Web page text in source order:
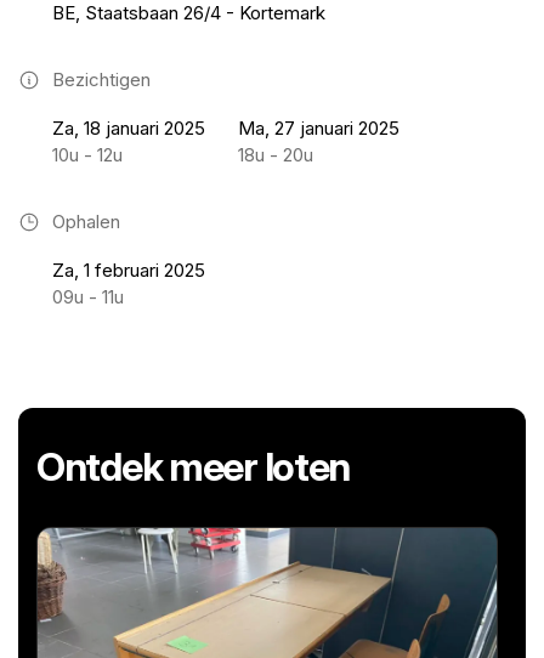
BE, Staatsbaan 26/4 - Kortemark
Bezichtigen
Za, 18 januari 2025
10u - 12u
Ma, 27 januari 2025
18u - 20u
Ophalen
Za, 1 februari 2025
09u - 11u
Ontdek meer loten